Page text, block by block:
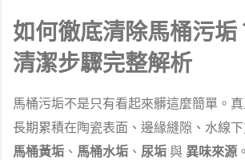
如何徹底清除馬桶污垢
清潔步驟完整解析
馬桶污垢不是只有看起來髒這麼簡單。
長期累積在陶瓷表面、邊緣縫隙、水線
馬桶黃垢 、 馬桶水垢 、 尿垢 與 異味來源